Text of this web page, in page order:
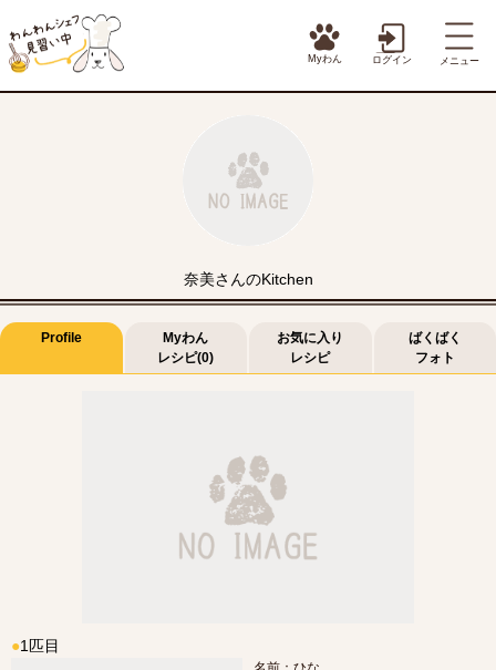
Myわん ログイン メニュー
奈美さんのKitchen
Profile
Myわん
レシピ(0)
お気に入り
レシピ
ばくばく
フォト
●1匹目